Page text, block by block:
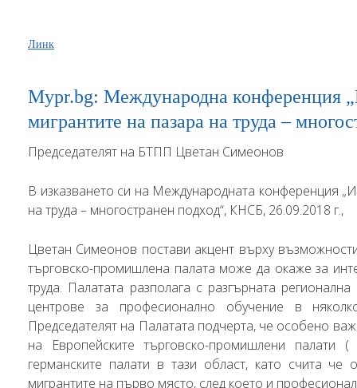
Линк
Mypr.bg: Международна конференция
мигрантите на пазара на труда –
Председателят на БТПП Цветан Симеонов
В изказването си на Международната конференция
на труда – многостранен подход“, КНСБ, 26.09.2018 г.,
Цветан Симеонов постави акцент върху
търговско-промишлена палата може да окаже за
труда. Палатата разполага с разгърната
центрове за професионално обучение в
Председателят на Палатата подчерта, че особено
на Европейските търговско-промишлени
германските палати в тази област, като счита че
мигрантите на първо място, след което и